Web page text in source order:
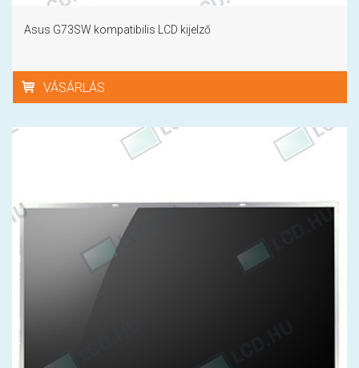
Asus G73SW kompatibilis LCD kijelző
VÁSÁRLÁS